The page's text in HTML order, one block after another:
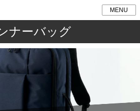
MENU
ナーバッグ